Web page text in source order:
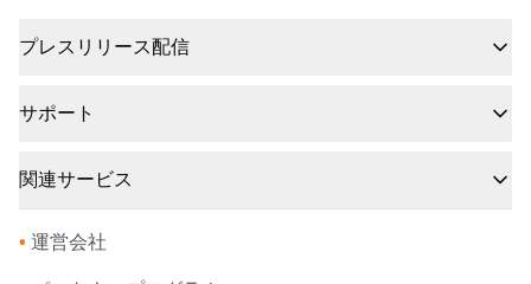
プレスリリース配信
サポート
関連サービス
• 運営会社